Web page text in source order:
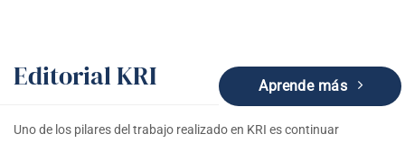
Editorial KRI Aprende más
Uno de los pilares del trabajo realizado en KRI es continuar